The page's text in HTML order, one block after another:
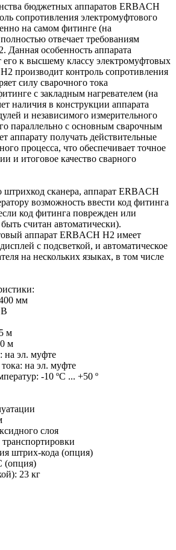
бюджетных аппаратов ERBACH
сопротивления электромуфтового
на самом фитинге (на
отвечает требованиям
Данная особенность аппарата
к высшему классу электромуфтовых
производит контроль сопротивления
силу сварочного тока
с закладным нагревателем (на
наличия в конструкции аппарата
и независимого измерительного
параллельно с основным сварочным
аппарату получать действительные
процесса, что обеспечивает точное
и итоговое качество сварного
сканера, аппарат ERBACH
возможность ввести код фитинга
код фитинга поврежден или
считан автоматически).
аппарат ERBACH H2 имеет
с подсветкой, и автоматическое
на нескольких языках, в том числе
мм
В
м
м
на эл. муфте
на эл. муфте
-10 ºС ... +50 º
слоя
штрих-кода (опция)
(опция)
23 кг